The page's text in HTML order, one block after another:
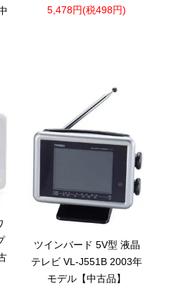
5,478円(税498円)
ツインバード 5V型 液晶
テレビ VL-J551B 2003年
モデル【中古品】